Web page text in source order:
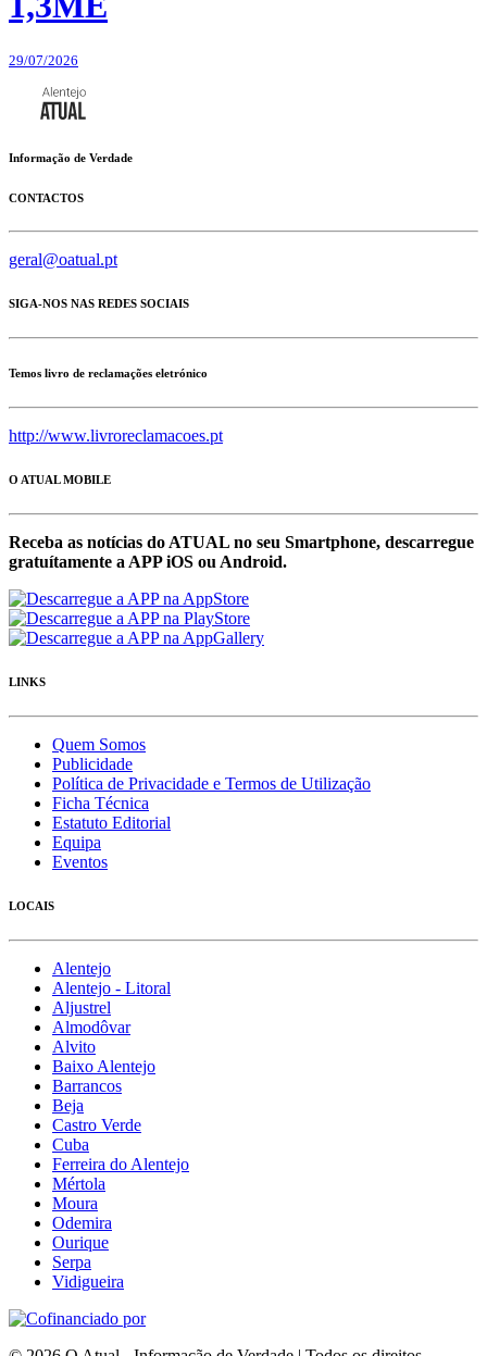
29/07/2026
Informação de Verdade
CONTACTOS
geral@oatual.pt
SIGA-NOS NAS REDES SOCIAIS
Temos livro de reclamações eletrónico
http://www.livroreclamacoes.pt
O ATUAL MOBILE
Receba as notícias do ATUAL no seu Smartphone, descarregue
gratuítamente a APP iOS ou Android.
LINKS
Quem Somos
Publicidade
Política de Privacidade e Termos de Utilização
Ficha Técnica
Estatuto Editorial
Equipa
Eventos
LOCAIS
Alentejo
Alentejo - Litoral
Aljustrel
Almodôvar
Alvito
Baixo Alentejo
Barrancos
Beja
Castro Verde
Cuba
Ferreira do Alentejo
Mértola
Moura
Odemira
Ourique
Serpa
Vidigueira